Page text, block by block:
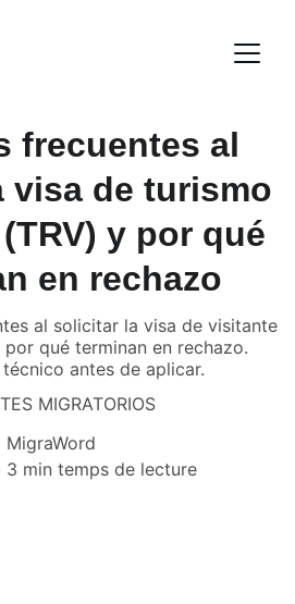
frecuentes al
visa de turismo
y por qué
en rechazo
al solicitar la visa de visitante
por qué terminan en rechazo.
antes de aplicar.
MIGRATORIOS
MigraWord
3 min temps de lecture